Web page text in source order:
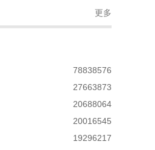
更多
78838576
27663873
20688064
20016545
19296217